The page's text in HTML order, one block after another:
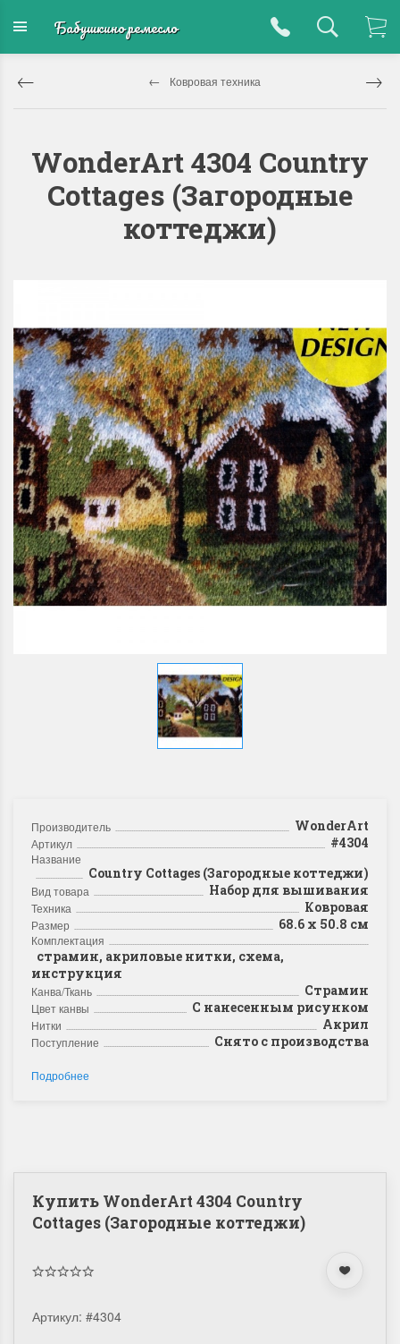
Бабушкино ремесло
Ковровая техника
WonderArt 4304 Country
Cottages (Загородные
коттеджи)
Производитель WonderArt
Артикул #4304
Название
Country Cottages (Загородные коттеджи)
Вид товара Набор для вышивания
Техника Ковровая
Размер 68.6 x 50.8 см
Комплектация
страмин, акриловые нитки, схема,
инструкция
Канва/Ткань Страмин
Цвет канвы С нанесенным рисунком
Нитки Акрил
Поступление Снято с производства
Подробнее
Купить WonderArt 4304 Country
Cottages (Загородные коттеджи)
Артикул: #4304